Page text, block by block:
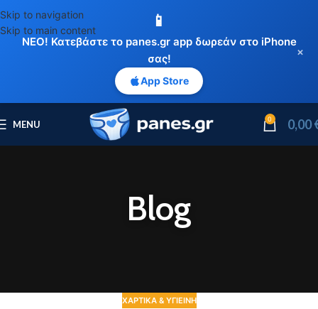
📱
ΝΕΟ! Κατεβάστε το panes.gr app δωρεάν στο iPhone
σας!
App Store
×
Skip to navigation
Skip to main content
MENU 0 0,00
Blog
ΧΑΡΤΙΚΆ & ΥΓΙΕΙΝΉ